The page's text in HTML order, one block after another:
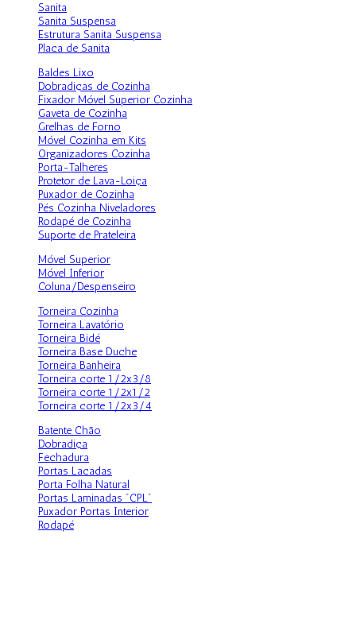
Sanita
Sanita Suspensa
Estrutura Sanita Suspensa
Placa de Sanita
Baldes Lixo
Dobradiças de Cozinha
Fixador Móvel Superior Cozinha
Gaveta de Cozinha
Grelhas de Forno
Móvel Cozinha em Kits
Organizadores Cozinha
Porta-Talheres
Protetor de Lava-Loiça
Puxador de Cozinha
Pés Cozinha Niveladores
Rodapé de Cozinha
Suporte de Prateleira
Móvel Superior
Móvel Inferior
Coluna/Despenseiro
Torneira Cozinha
Torneira Lavatório
Torneira Bidé
Torneira Base Duche
Torneira Banheira
Torneira corte 1/2x3/8
Torneira corte 1/2x1/2
Torneira corte 1/2x3/4
Batente Chão
Dobradiça
Fechadura
Portas Lacadas
Porta Folha Natural
Portas Laminadas "CPL"
Puxador Portas Interior
Rodapé